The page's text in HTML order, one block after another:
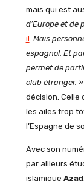
mais qui est
d’Europe et de
il Mais
espagnol. Et
permet de
club étranger. »
décision. Celle
les ailes trop
l’Espagne de
Avec son
par ailleurs
islamique Azad